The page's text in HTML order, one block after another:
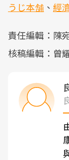
うじ本舗 、 經
責任編輯：陳
核稿編輯：曾